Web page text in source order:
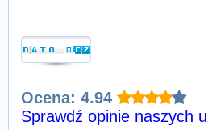
Ocena: 4.94
Sprawdź opinie naszych